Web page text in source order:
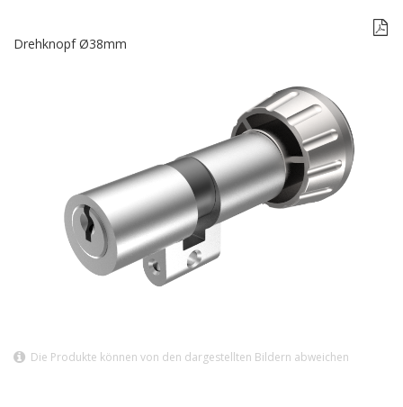

Drehknopf Ø38mm
Die Produkte können von den dargestellten Bildern abweichen